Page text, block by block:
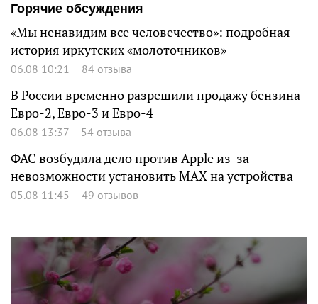
Горячие обсуждения
«Мы ненавидим все человечество»: подробная
история иркутских «молоточников»
06.08 10:21 84 отзыва
В России временно разрешили продажу бензина
Евро-2, Евро-3 и Евро-4
06.08 13:37 54 отзыва
ФАС возбудила дело против Apple из-за
невозможности установить MAX на устройства
05.08 11:45 49 отзывов